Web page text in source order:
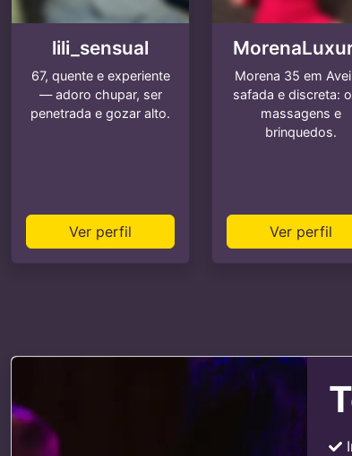
lili_sensual
67, quente e experiente
— adoro chupar, ser
penetrada e gozar alto.
Ver perfil
Morena 35 em
safada e discreta:
massagens e
brinquedos.
Ver perfil